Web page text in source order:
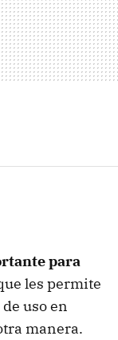
para
les permite
uso en
manera.